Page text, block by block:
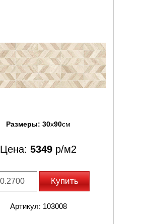
Размеры: 30x90см
Цена: 5349 р/м2
Купить
Артикул: 103008